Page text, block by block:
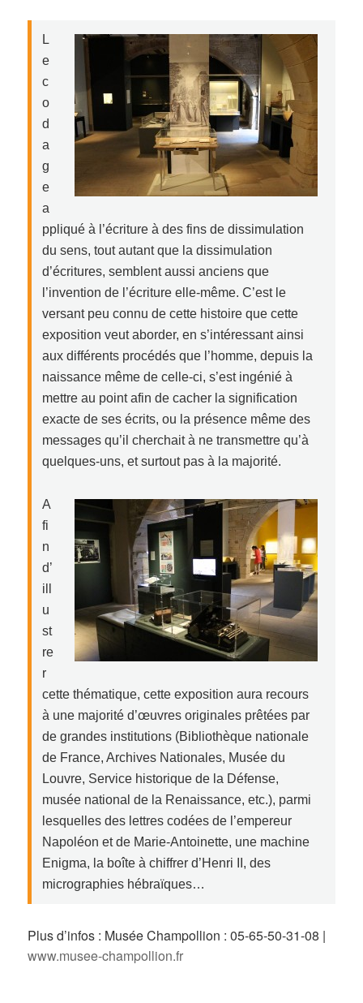
L
e
c
o
d
a
g
e
a
ppliqué à l’écriture à des fins de dissimulation
du sens, tout autant que la dissimulation
d’écritures, semblent aussi anciens que
l’invention de l’écriture elle-même. C’est le
versant peu connu de cette histoire que cette
exposition veut aborder, en s’intéressant ainsi
aux différents procédés que l’homme, depuis la
naissance même de celle-ci, s’est ingénié à
mettre au point afin de cacher la signification
exacte de ses écrits, ou la présence même des
messages qu’il cherchait à ne transmettre qu’à
quelques-uns, et surtout pas à la majorité.
A
fi
n
d’
ill
u
st
re
r
cette thématique, cette exposition aura recours
à une majorité d’œuvres originales prêtées par
de grandes institutions (Bibliothèque nationale
de France, Archives Nationales, Musée du
Louvre, Service historique de la Défense,
musée national de la Renaissance, etc.), parmi
lesquelles des lettres codées de l’empereur
Napoléon et de Marie-Antoinette, une machine
Enigma, la boîte à chiffrer d’Henri II, des
micrographies hébraïques…
Plus d’infos : Musée Champollion : 05-65-50-31-08 |
www.musee-champollion.fr